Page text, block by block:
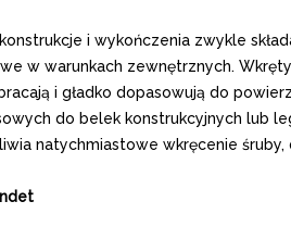
i wykończenia zwykle
w warunkach zewnętrznych.
i gładko dopasowują do
do belek konstrukcyjnych lub
natychmiastowe wkręcenie